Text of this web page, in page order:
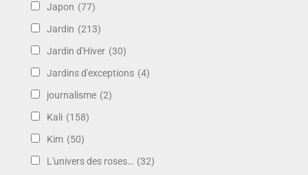
Japon (77)
Jardin (213)
Jardin d'Hiver (30)
Jardins d'exceptions (4)
journalisme (2)
Kali (158)
Kim (50)
L'univers des roses… (32)